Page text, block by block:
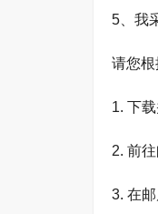
5、我
请您根
1. 下
2. 前
3. 在